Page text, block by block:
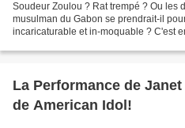
Soudeur Zoulou ? Rat trempé ? Ou les
musulman du Gabon se prendrait-il
incaricaturable et in-moquable ? C'est
La Performance de
de American Idol!